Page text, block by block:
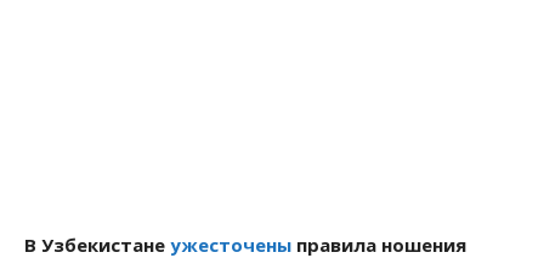
В Узбекистане ужесточены правила ношения